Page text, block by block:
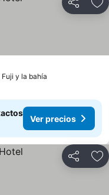
Compartir
y la bahía
Ver precios
Compartir